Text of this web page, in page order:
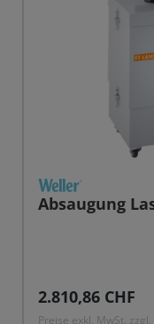
Absaugung
Regulärer Preis:
2.810,86 CHF
Preise exkl. MwSt.